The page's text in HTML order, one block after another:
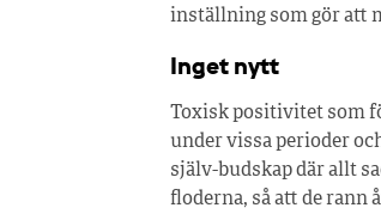
inställning som gör att
Inget nytt
Toxisk positivitet som
under vissa perioder
själv-budskap där allt
floderna, så att de